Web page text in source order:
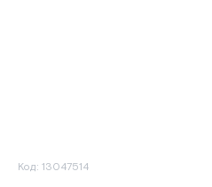
Код: 13047514